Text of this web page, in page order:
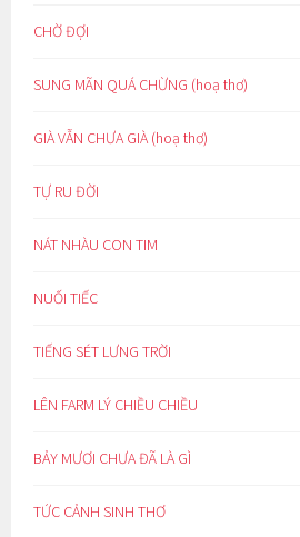
CHỜ ĐỢI
SUNG MÃN QUÁ CHỪNG (hoạ thơ)
GIÀ VẪN CHƯA GIÀ (hoạ thơ)
TỰ RU ĐỜI
NÁT NHÀU CON TIM
NUỐI TIẾC
TIẾNG SÉT LƯNG TRỜI
LÊN FARM LÝ CHIỀU CHIỀU
BẢY MƯƠI CHƯA ĐÃ LÀ GÌ
TỨC CẢNH SINH THƠ